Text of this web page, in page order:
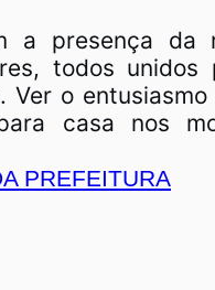
a presença da
todos unidos
Ver o
casa nos
PREFEITURA